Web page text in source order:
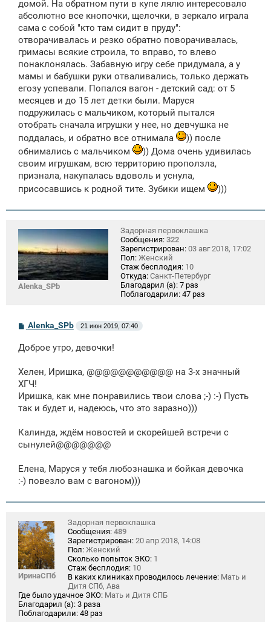
домой. На обратном пути в купе лялю интересовало
абсолютно все кнопочки, щелочки, в зеркало играла
сама с собой "кто там сидит в пруду":
отворачивалась и резко обратно поворачивалась,
гримасы всякие строила, то вправо, то влево
понаклонялась. Забавную игру себе придумала, а у
мамы и бабушки руки отваливались, только держать
егозу успевали. Попался вагон - детский сад: от 5
месяцев и до 15 лет детки были. Маруся
подружилась с мальчиком, который пытался
отобрать сначала игрушки у нее, но девчушка не
поддалась, и обратно все отнимала
)) после
обнимались с мальчиком
)) Дома очень удивилась
своим игрушкам, всю территорию проползла,
признала, накупалась вдоволь и уснула,
присосавшись к родной тите. Зубики ищем
)))
Alenka_SPb
Задорная первоклашка
Сообщения: 322
Зарегистрирован: 03 авг 2018, 17:02
Пол: Женский
Стаж бесплодия: 10
Откуда: Санкт-Петербург
Благодарил (а): 7 раз
Поблагодарили: 47 раз
С
б
н
и
Alenka_SPb 21 июн 2019, 07:40
Доброе утро, девочки!
Хелен, Иришка, @@@@@@@@@@@ на 3-х значный
ХГЧ!
Иришка, как мне понравились твои слова ;-) :-) Пусть
так и будет и, надеюсь, что это заразно)))
Калинда, ждём новостей и скорейшей встречи с
сынулей@@@@@@@
Елена, Маруся у тебя любознашка и бойкая девочка
:-) повезло вам с вагоном)))
ИринаСПб
Задорная первоклашка
Сообщения: 489
Зарегистрирован: 20 апр 2018, 14:08
Пол: Женский
Сколько попыток ЭКО: 1
Стаж бесплодия: 10
В каких клиниках проводилось лечение: Мать и
Дитя СПб, Ава
Где было удачное ЭКО: Мать и Дитя СПБ
Благодарил (а): 3 раза
Поблагодарили: 48 раз